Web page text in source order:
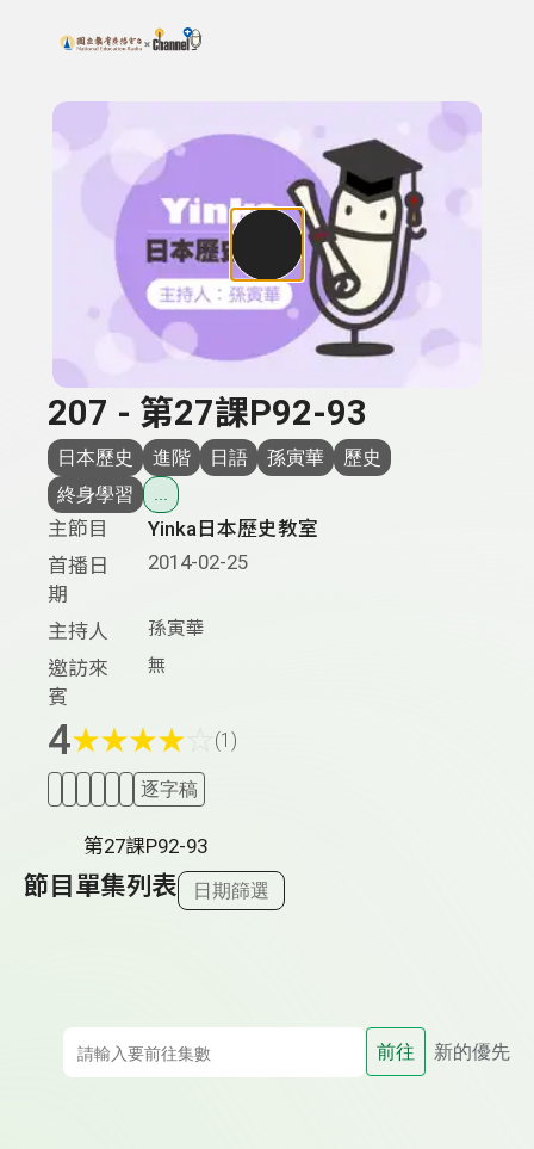
上方功能區塊
搜尋關鍵字：可輸入節目名稱、主持人或關鍵字
207 - 第27課P92-93
日本歷史 進階 日語 孫寅華
歷史
終身學習
...
主節目
Yinka日本歷史教室
首播日
期
2014-02-25
主持人 孫寅華
邀訪來
賓
無
4★★★★ (1)
逐字稿
第27課P92-93
節目單集列表 日期篩選
前往 新的優先